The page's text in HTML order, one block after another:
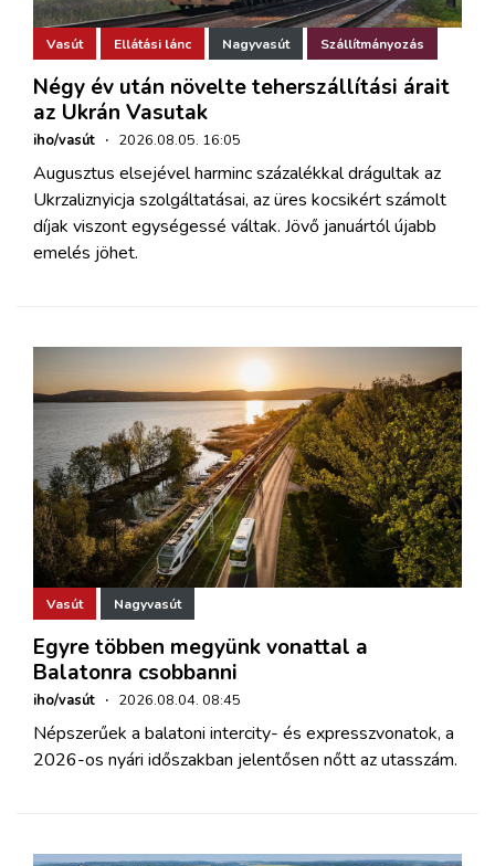
Vasút Ellátási lánc Nagyvasút Szállítmányozás
Négy év után növelte teherszállítási árait
az Ukrán Vasutak
iho/vasút · 2026.08.05. 16:05
Augusztus elsejével harminc százalékkal drágultak az
Ukrzaliznyicja szolgáltatásai, az üres kocsikért számolt
díjak viszont egységessé váltak. Jövő januártól újabb
emelés jöhet.
Vasút Nagyvasút
Egyre többen megyünk vonattal a
Balatonra csobbanni
iho/vasút · 2026.08.04. 08:45
Népszerűek a balatoni intercity- és expresszvonatok, a
2026-os nyári időszakban jelentősen nőtt az utasszám.